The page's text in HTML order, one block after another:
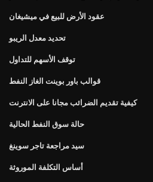
عقود الأرض للبيع في ميشيغان
تحديد معدل الريبو
توقف الأسهم للتداول
قوالب باور بوينت الغاز النفط
كيفية تقديم الضرائب مجانا على الانترنت
حالة سوق النفط الحالية
سيد مراجعة تاجر سوينغ
أساس التكلفة الموروثة